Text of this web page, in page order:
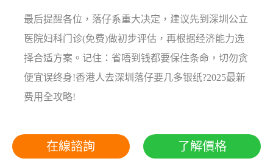
最后提醒各位，落仔系重大决定，建议先到深圳公立
医院妇科门诊(免费)做初步评估，再根据经济能力选
择合适方案。记住：省唔到钱都要保住条命，切勿贪
便宜误终身!香港人去深圳落仔要几多银纸?2025最新
费用全攻略!
在線諮詢 了解價格